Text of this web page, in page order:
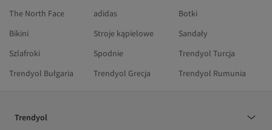
The North Face
adidas
Botki
Bikini
Stroje kąpielowe
Sandały
Szlafroki
Spodnie
Trendyol Turcja
Trendyol Bułgaria
Trendyol Grecja Trendyol Rumunia
Trendyol